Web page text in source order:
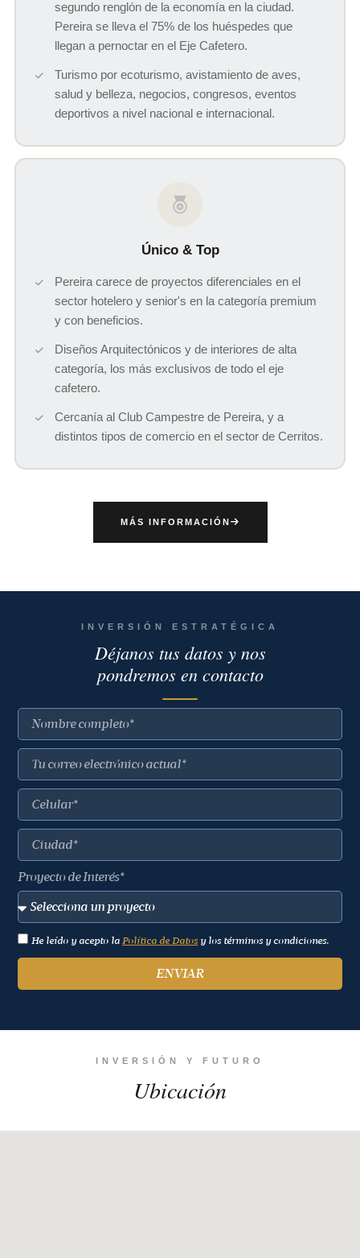
segundo renglón de la economía en la ciudad.
Pereira se lleva el 75% de los huéspedes que
llegan a pernoctar en el Eje Cafetero.
Turismo por ecoturismo, avistamiento de aves,
salud y belleza, negocios, congresos, eventos
deportivos a nivel nacional e internacional.
Único & Top
Pereira carece de proyectos diferenciales en el
sector hotelero y senior's en la categoría premium
y con beneficios.
Diseños Arquitectónicos y de interiores de alta
categoría, los más exclusivos de todo el eje
cafetero.
Cercanía al Club Campestre de Pereira, y a
distintos tipos de comercio en el sector de Cerritos.
MÁS INFORMACIÓN
INVERSIÓN ESTRATÉGICA
Déjanos tus datos y nos
pondremos en contacto
Proyecto de Interés*
He leído y acepto la Política de Datos y los términos y condiciones.
ENVIAR
INVERSIÓN Y FUTURO
Ubicación